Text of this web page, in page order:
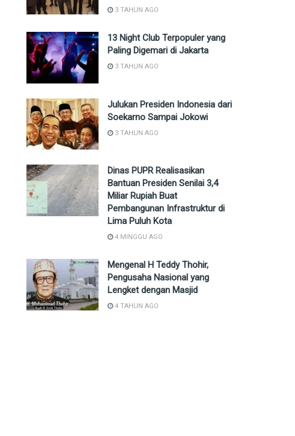
3 TAHUN AGO
13 Night Club Terpopuler yang
Paling Digemari di Jakarta
3 TAHUN AGO
Julukan Presiden Indonesia dari
Soekarno Sampai Jokowi
3 TAHUN AGO
Dinas PUPR Realisasikan
Bantuan Presiden Senilai 3,4
Miliar Rupiah Buat
Pembangunan Infrastruktur di
Lima Puluh Kota
4 MINGGU AGO
Mengenal H Teddy Thohir,
Pengusaha Nasional yang
Lengket dengan Masjid
4 TAHUN AGO